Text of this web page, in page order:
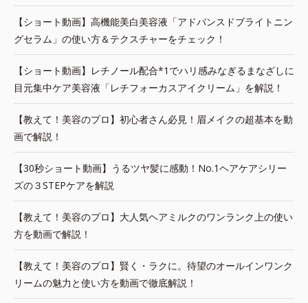
【ショート動画】高機能美白美容液「アドバンスドブライトニン
グセラム」の使い方＆テクスチャーをチェック！
【ショート動画】レチノール配合*1でハリ感みなぎるまなざしに
目元集中ケア美容液「レチフォーカスアイクリーム」を解説！
【教えて！美容のプロ】初心者さん必見！眉メイクの超基本を動
画で解説！
【30秒ショート動画】うるツヤ髪に感動！No.1ヘアケアシリー
ズの３STEPケアを解説
【教えて！美容のプロ】大人気ヘアミルクのワンランク上の使い
方を動画で解説！
【教えて！美容のプロ】賢く・ラクに。待望のオールインワンク
リームの魅力と使い方を動画で徹底解説！